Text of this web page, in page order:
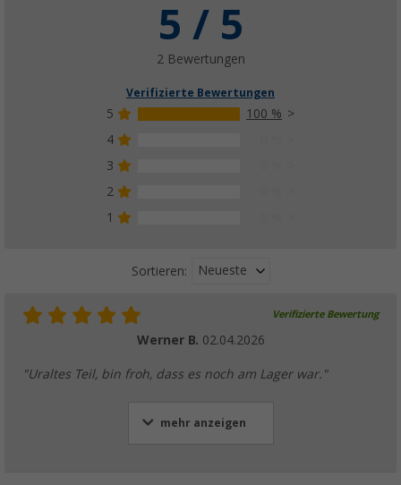
5 / 5
2 Bewertungen
Verifizierte Bewertungen
5
100 %
4
3
2
1
Sortieren: Neueste
Verifizierte Bewertung
Werner B. 02.04.2026
"Uraltes Teil, bin froh, dass es noch am Lager war."
mehr anzeigen